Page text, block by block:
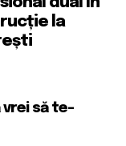
la
vrei să te-